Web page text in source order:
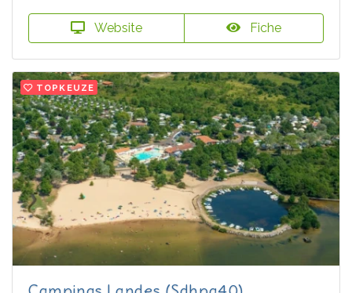
Website Fiche
TOPKEUZE